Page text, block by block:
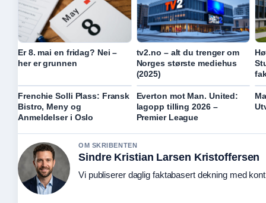
Er 8. mai en fridag? Nei –
her er grunnen
tv2.no – alt du trenger om
Norges største mediehus
(2025)
Frenchie Solli Plass: Fransk
Bistro, Meny og
Anmeldelser i Oslo
Everton mot Man. United:
lagopp tilling 2026 –
Premier League
OM SKRIBENTEN
Sindre Kristian Larsen Kristoffersen
Vi publiserer daglig faktabasert dekning med